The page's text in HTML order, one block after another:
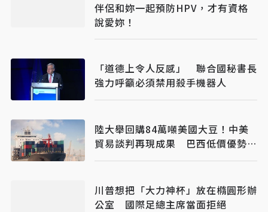
伴侶和妳一起預防HPV，才有資格
說愛妳！
「道德上令人反感」 聯合國秘書長
強力呼籲必須禁用殺手機器人
陸大舉回購84萬噸美國大豆！中美
貿易談判再現成果 巴西低價優勢仍
難撼動
川普想把「大力神杯」放在橢圓形辦
公室 國際足總主席當面拒絕